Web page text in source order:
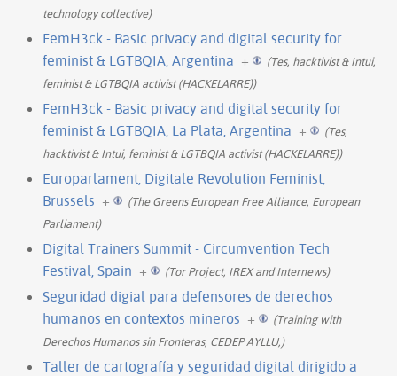
technology collective)
FemH3ck - Basic privacy and digital security for
feminist & LGTBQIA, Argentina +
(Tes, hacktivist & Intui,
feminist & LGTBQIA activist (HACKELARRE))
FemH3ck - Basic privacy and digital security for
feminist & LGTBQIA, La Plata, Argentina +
(Tes,
hacktivist & Intui, feminist & LGTBQIA activist (HACKELARRE))
Europarlament, Digitale Revolution Feminist,
Brussels +
(The Greens European Free Alliance, European
Parliament)
Digital Trainers Summit - Circumvention Tech
Festival, Spain + (Tor Project, IREX and Internews)
Seguridad digial para defensores de derechos
humanos en contextos mineros +
(Training with
Derechos Humanos sin Fronteras, CEDEP AYLLU,)
Taller de cartografía y seguridad digital dirigido a